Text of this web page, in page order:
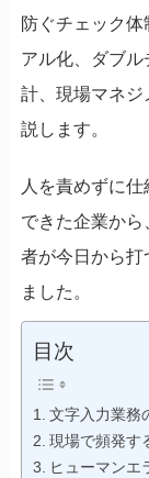
防ぐチェック
アル化、ダブ
計、現場マネ
説します。
人を責めずに
できた企業か
者が今日から打
ました。
目次
文字入力業務
現場で頻発す
ヒューマンエ